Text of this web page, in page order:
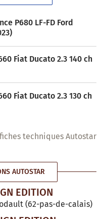
P680 LF-FD Ford
Fiat Ducato 2.3 140 ch
Fiat Ducato 2.3 130 ch
techniques Autostar
AUTOSTAR
EDITION
(62-pas-de-calais)